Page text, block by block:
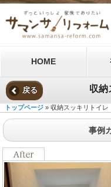
HOME
戻る 収納
トップページ » 収納スッキリトイレ
事例